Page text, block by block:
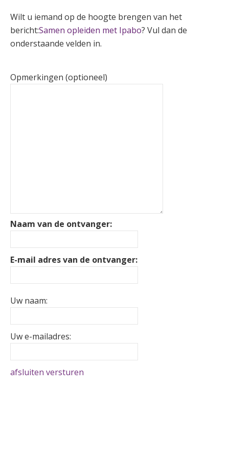
Wilt u iemand op de hoogte brengen van het
bericht:Samen opleiden met Ipabo? Vul dan de
onderstaande velden in.
Opmerkingen (optioneel)
Naam van de ontvanger:
E-mail adres van de ontvanger:
Uw naam:
Uw e-mailadres:
afsluiten versturen